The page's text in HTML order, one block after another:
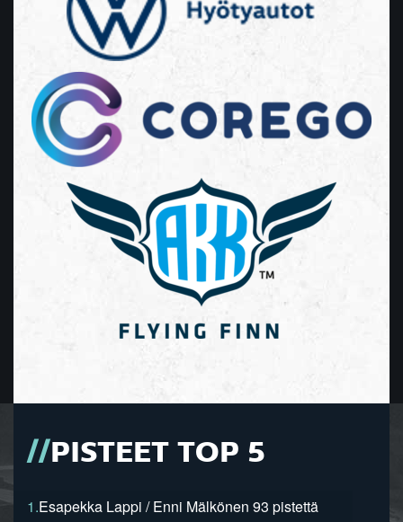
PISTEET TOP 5
1.Esapekka Lappi / Enni Mälkönen 93 pistettä